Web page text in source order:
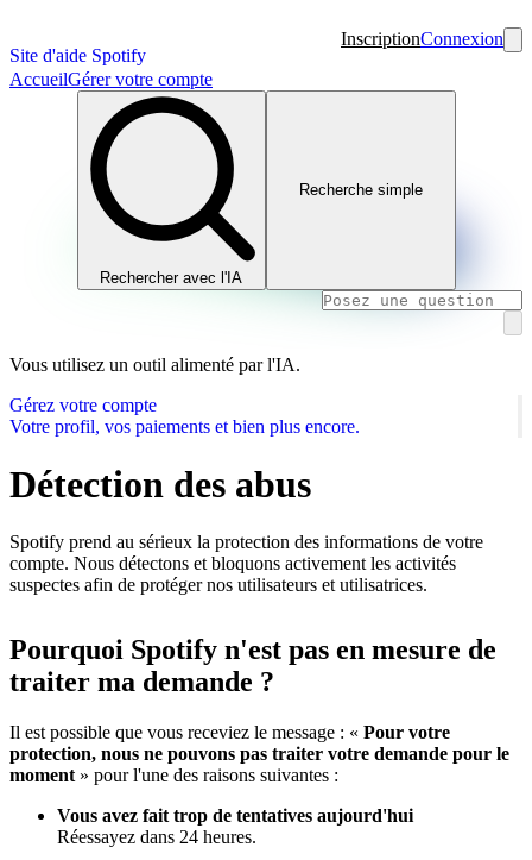
Site d'aide Spotify
InscriptionConnexion
AccueilGérer votre compte
Rechercher avec l'IA
Recherche simple
Vous utilisez un outil alimenté par l'IA.
Gérez votre compte
Votre profil, vos paiements et bien plus encore.
Détection des abus
Spotify prend au sérieux la protection des informations de votre
compte. Nous détectons et bloquons activement les activités
suspectes afin de protéger nos utilisateurs et utilisatrices.
Pourquoi Spotify n'est pas en mesure de
traiter ma demande ?
Il est possible que vous receviez le message : « Pour votre
protection, nous ne pouvons pas traiter votre demande pour le
moment » pour l'une des raisons suivantes :
Vous avez fait trop de tentatives aujourd'hui
Réessayez dans 24 heures.